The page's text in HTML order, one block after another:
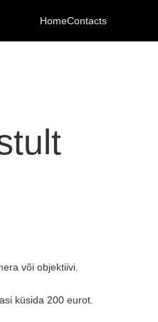
HomeContacts
või objektiivi.
küsida 200 eurot.